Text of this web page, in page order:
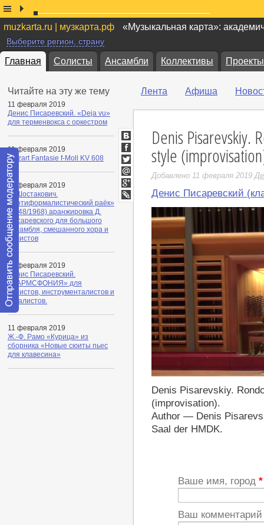
muzkarta.ru | музкарта.рф «Музыкальная карта»:
Выберите регион, страну
Главная Солисты Ансамбли Коллективы Проекты
Читайте на эту же тему
11 февраля 2019
Денис Писаревский. «Deja vu»
для терменвокса с оркестром
11 февраля 2019
Mozart Fantasie f-Moll KV 608
11 февраля 2019
Д. Шостакович.
«Антиформалистический раёк»
(1948/1968) аранжировка Д.
Писаревского для большого
ансамбля, смешанного хора и
солистов
11 февраля 2019
Денис Писаревский.
«ХАРМСФОНИЯ» для
артистов, инструменталистов и
вокалистов.
11 февраля 2019
Ж.-Ф. Рамо «Курица» из
сборника «Новые сюиты пьес
для клавесина»
Лента Афиша
Denis Pisarevskiy.
style
Добавлено 11 февраля 2019
Денис Писаревский
Denis Pisarevskiy.
(improvisation).
Author — Denis
Saal der HMDK.
ВКонтакте
Facebook
Twitter
Мой
Мир
Google+
LiveJournal
Ваше имя, город *
Ваш
Отправить
сообщение
модератору